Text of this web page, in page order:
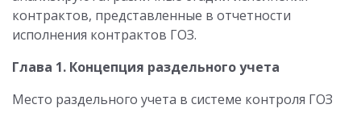
контрактов, представленные в отчетности
исполнения контрактов ГОЗ.
Глава 1. Концепция раздельного учета
Место раздельного учета в системе контроля ГОЗ